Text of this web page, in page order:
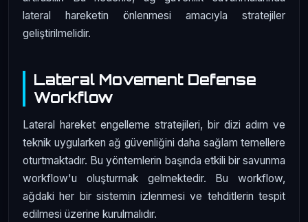
lateral hareketin önlenmesi amacıyla stratejiler
geliştirilmelidir.
Lateral Movement Defense
Workflow
Lateral hareket engelleme stratejileri, bir dizi adım ve
teknik uygularken ağ güvenliğini daha sağlam temellere
oturtmaktadır. Bu yöntemlerin başında etkili bir savunma
workflow'u oluşturmak gelmektedir. Bu workflow,
ağdaki her bir sistemin izlenmesi ve tehditlerin tespit
edilmesi üzerine kurulmalıdır.